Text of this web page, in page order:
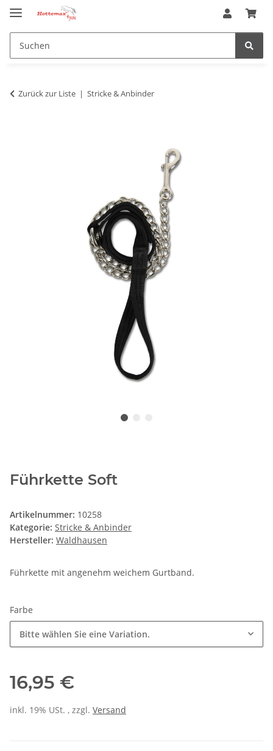
Zurück zur Liste Stricke & Anbinder
Führkette Soft
Artikelnummer: 10258
Kategorie: Stricke & Anbinder
Hersteller: Waldhausen
Führkette mit angenehm weichem Gurtband.
Farbe
Bitte wählen Sie eine Variation.
16,95 €
inkl. 19% USt. , zzgl. Versand